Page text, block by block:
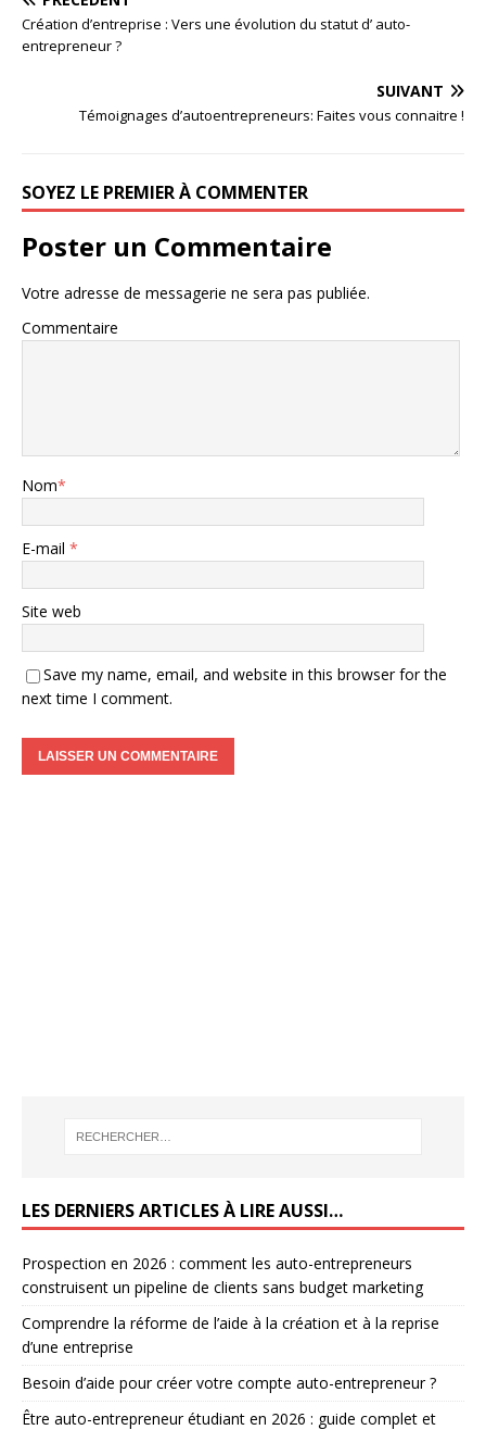
Création d’entreprise : Vers une évolution du statut d’ auto-
entrepreneur ?
SUIVANT
Témoignages d’autoentrepreneurs: Faites vous connaitre !
SOYEZ LE PREMIER À COMMENTER
Poster un Commentaire
Votre adresse de messagerie ne sera pas publiée.
Commentaire
Nom*
E-mail *
Site web
Save my name, email, and website in this browser for the
next time I comment.
LES DERNIERS ARTICLES À LIRE AUSSI…
Prospection en 2026 : comment les auto-entrepreneurs
construisent un pipeline de clients sans budget marketing
Comprendre la réforme de l’aide à la création et à la reprise
d’une entreprise
Besoin d’aide pour créer votre compte auto-entrepreneur ?
Être auto-entrepreneur étudiant en 2026 : guide complet et